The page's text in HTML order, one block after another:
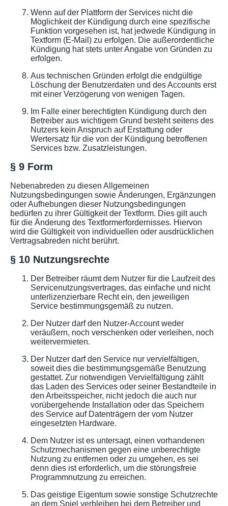
Wenn auf der Plattform der Services nicht die
Möglichkeit der Kündigung durch eine spezifische
Funktion vorgesehen ist, hat jedwede Kündigung in
Textform (E-Mail) zu erfolgen. Die außerordentliche
Kündigung hat stets unter Angabe von Gründen zu
erfolgen.
Aus technischen Gründen erfolgt die endgültige
Löschung der Benutzerdaten und des Accounts erst
mit einer Verzögerung von wenigen Tagen.
Im Falle einer berechtigten Kündigung durch den
Betreiber aus wichtigem Grund besteht seitens des
Nutzers kein Anspruch auf Erstattung oder
Wertersatz für die von der Kündigung betroffenen
Services bzw. Zusatzleistungen.
§ 9 Form
Nebenabreden zu diesen Allgemeinen
Nutzungsbedingungen sowie Änderungen, Ergänzungen
oder Aufhebungen dieser Nutzungsbedingungen
bedürfen zu ihrer Gültigkeit der Textform. Dies gilt auch
für die Änderung des Textformerfordernisses. Hiervon
wird die Gültigkeit von individuellen oder ausdrücklichen
Vertragsabreden nicht berührt.
§ 10 Nutzungsrechte
Der Betreiber räumt dem Nutzer für die Laufzeit des
Servicenutzungsvertrages, das einfache und nicht
unterlizenzierbare Recht ein, den jeweiligen
Service bestimmungsgemäß zu nutzen.
Der Nutzer darf den Nutzer-Account weder
veräußern, noch verschenken oder verleihen, noch
weitervermieten.
Der Nutzer darf den Service nur vervielfältigen,
soweit dies die bestimmungsgemäße Benutzung
gestattet. Zur notwendigen Vervielfältigung zählt
das Laden des Services oder seiner Bestandteile in
den Arbeitsspeicher, nicht jedoch die auch nur
vorübergehende Installation oder das Speichern
des Service auf Datenträgern der vom Nutzer
eingesetzten Hardware.
Dem Nutzer ist es untersagt, einen vorhandenen
Schutzmechanismen gegen eine unberechtigte
Nutzung zu entfernen oder zu umgehen, es sei
denn dies ist erforderlich, um die störungsfreie
Programmnutzung zu erreichen.
Das geistige Eigentum sowie sonstige Schutzrechte
an dem Spiel verbleiben bei dem Betreiber und